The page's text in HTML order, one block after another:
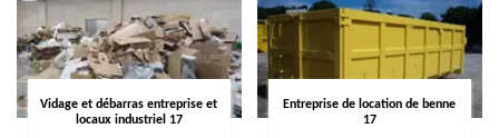
Vidage et débarras entreprise et
locaux industriel 17
Entreprise de location de benne
17